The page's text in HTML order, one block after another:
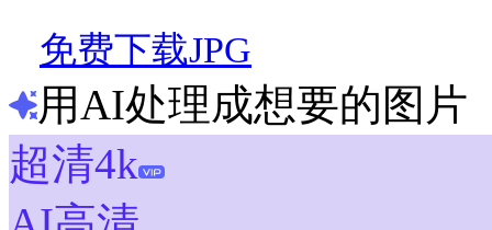
免费下载JPG
用AI处理成想要的图片
超清4k